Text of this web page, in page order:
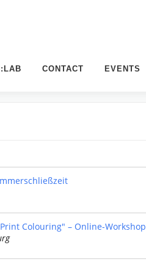
CONTACT EVENTS
Colouring" – Online-Workshop